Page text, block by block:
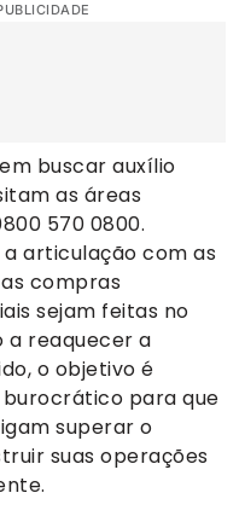
buscar auxílio
as áreas
570 0800.
articulação com as
compras
sejam feitas no
a reaquecer a
o objetivo é
para que
superar o
suas operações